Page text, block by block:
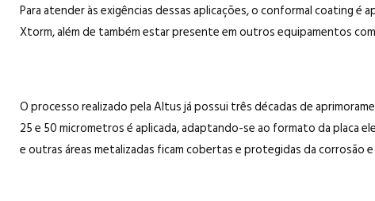
Para atender às exigências dessas aplicações, o conformal coating
Xtorm, além de também estar presente em outros equipamentos
O processo realizado pela Altus já possui três décadas de
25 e 50 micrometros é aplicada, adaptando-se ao formato da placa
e outras áreas metalizadas ficam cobertas e protegidas da